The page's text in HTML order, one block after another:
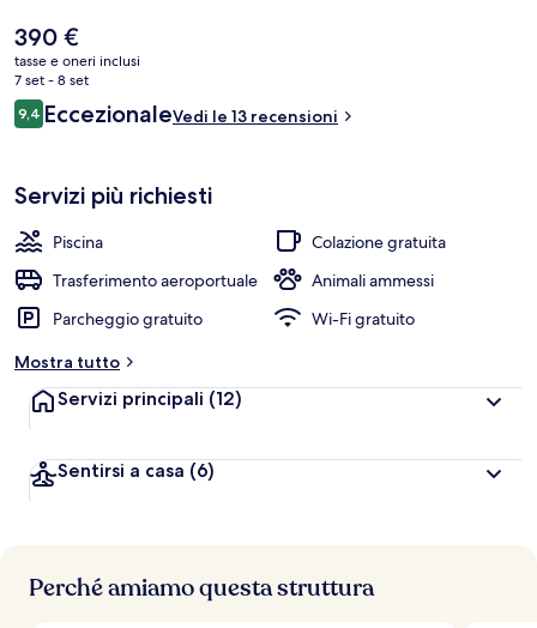
Il
prezzo
attuale
è
390 €
390 €
tasse e oneri inclusi
7 set - 8 set
Recensioni
9,49,4 su 10
EccezionaleVedi le 13 recensioni
Servizi più richiesti
Piscina
Colazione gratuita
Trasferimento aeroportuale
Animali ammessi
Parcheggio gratuito
Wi-Fi gratuito
Mostra tutto
Servizi principali (12)
Sentirsi a casa (6)
Perché amiamo questa struttura